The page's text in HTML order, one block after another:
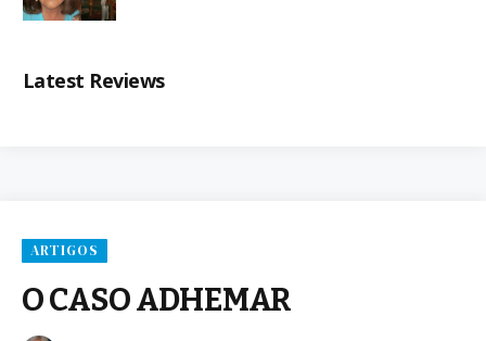
Latest Reviews
ARTIGOS
O CASO ADHEMAR